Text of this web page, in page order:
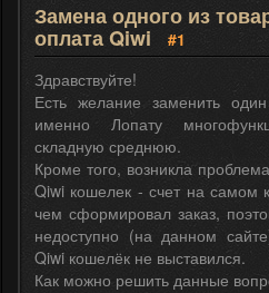
Замена одного из
оплата Qiwi
#1
Здравствуйте!
Есть желание заменить
именно Лопату
складную среднюю.
Кроме того, возникла
Qiwi кошелек - счет на самом
чем сформировал заказ,
недоступно (на данном
Qiwi кошелёк не выставился.
Как можно решить данные